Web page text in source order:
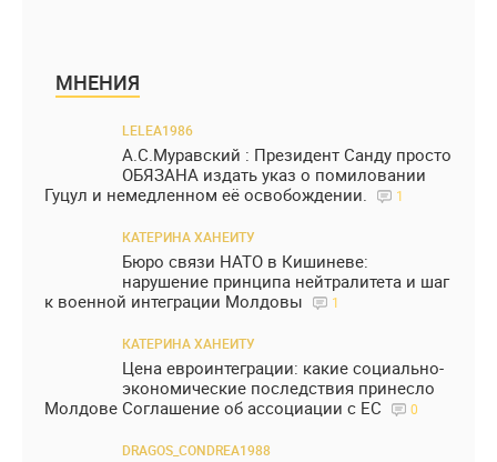
МНЕНИЯ
LELEA1986
А.С.Муравский : Президент Санду просто
ОБЯЗАНА издать указ о помиловании
Гуцул и немедленном её освобождении.
1
КАТЕРИНА ХАНЕИТУ
Бюро связи НАТО в Кишиневе:
нарушение принципа нейтралитета и шаг
к военной интеграции Молдовы
1
КАТЕРИНА ХАНЕИТУ
Цена евроинтеграции: какие социально-
экономические последствия принесло
Молдове Соглашение об ассоциации с ЕС
0
DRAGOS_CONDREA1988